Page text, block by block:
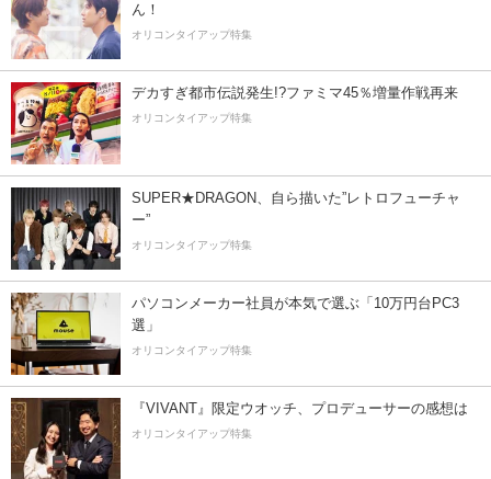
ん！
オリコンタイアップ特集
デカすぎ都市伝説発生!?ファミマ45％増量作戦再来
オリコンタイアップ特集
SUPER★DRAGON、自ら描いた”レトロフューチャ
ー”
オリコンタイアップ特集
パソコンメーカー社員が本気で選ぶ「10万円台PC3
選」
オリコンタイアップ特集
『VIVANT』限定ウオッチ、プロデューサーの感想は
オリコンタイアップ特集